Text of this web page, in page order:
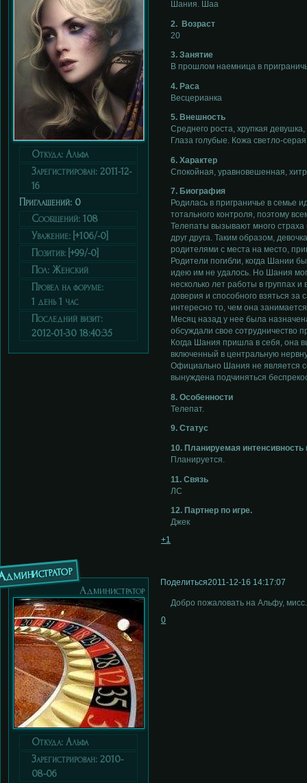
Откуда: Альфа
Зарегистрирован: 2011-12-
16
Приглашений: 0
Сообщений: 108
Уважение: [+106/-0]
Позитив: [+99/-0]
Пол: Женский
Провел на форуме:
1 день 1 час
Последний визит:
2012-01-30 18:40:35
Шания. Шаа
2. Возраст
20
3. Занятие
В прошлом наемница в
4. Раса
Весцерианка
5. Внешность
Среднего роста, хрупкая
Глаза голубые. Кожа светло-
6. Характер
Спокойная, уравновешенная,
7. Биография
Родилась в приграничье в семье
тотального контроля, поэтому
Телепаты вызывают много
друг друга. Таким образом,
родителями с места на место,
Родители погибли, когда Шании
идею им не удалось. Но Шания
несколько лет работы в группах
доверия и способного взяться
интересно то, чем она
Месяц назад у нее была
обсуждали свое сотрудничество
Когда Шания пришла в себя, она
включенный в центральную
Официально Шания не является
вынуждена подчиняться
8. Особенности
Телепат.
9. Статус
10. Планируемая
Планируется.
11. Связь
ЛС
12. Партнер по игре.
Джек
+1
Поделиться2011-12-16 14:17:07
Администратор
Откуда: Альфа
Зарегистрирован: 2010-
08-06
Добро пожаловать на Альфу,
0